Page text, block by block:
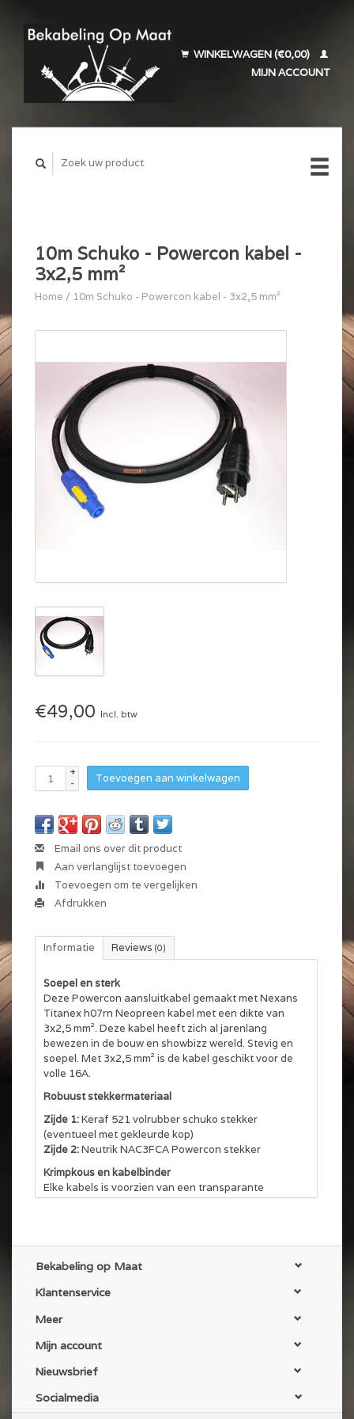
WINKELWAGEN (€0,00)
MIJN ACCOUNT
10m Schuko - Powercon kabel -
3x2,5 mm²
Home / 10m Schuko - Powercon kabel - 3x2,5 mm²
€49,00 Incl. btw
+
-
Toevoegen aan winkelwagen
Email ons over dit product
Aan verlanglijst toevoegen
Toevoegen om te vergelijken
Afdrukken
Informatie Reviews (0)
Soepel en sterk
Deze Powercon aansluitkabel gemaakt met Nexans
Titanex h07rn Neopreen kabel met een dikte van
3x2,5 mm². Deze kabel heeft zich al jarenlang
bewezen in de bouw en showbizz wereld. Stevig en
soepel. Met 3x2,5 mm² is de kabel geschikt voor de
volle 16A.
Robuust stekkermateriaal
Zijde 1:Keraf 521 volrubber schuko stekker
(eventueel met gekleurde kop)
Zijde 2:Neutrik NAC3FCA Powercon stekker
Krimpkous en kabelbinder
Elke kabels is voorzien van een transparante
krimpkous aan de uiteinden en waar mogelijk een
voorzien van een keuringssticker. En op aanvraag
met bijbehorend certificaat.
Bekabeling op Maat
Klantenservice
Meer
Mijn account
Nieuwsbrief
Socialmedia